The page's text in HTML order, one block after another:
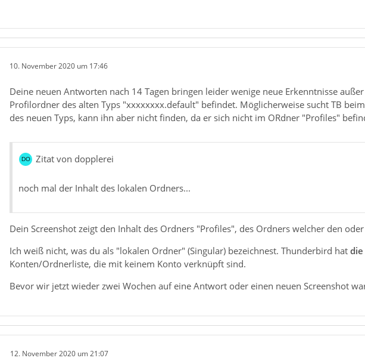
10. November 2020 um 17:46
Deine neuen Antworten nach 14 Tagen bringen leider wenige neue Erkenntnisse
Profilordner des alten Typs "xxxxxxxx.default" befindet. Möglicherweise sucht TB
des neuen Typs, kann ihn aber nicht finden, da er sich nicht im ORdner "Profiles"
Zitat von dopplerei
noch mal der Inhalt des lokalen Ordners...
Dein Screenshot zeigt den Inhalt des Ordners "Profiles", des Ordners welcher den
Ich weiß nicht, was du als "lokalen Ordner" (Singular) bezeichnest. Thunderbird hat die
Konten/Ordnerliste, die mit keinem Konto verknüpft sind.
Bevor wir jetzt wieder zwei Wochen auf eine Antwort oder einen neuen Screenshot
12. November 2020 um 21:07